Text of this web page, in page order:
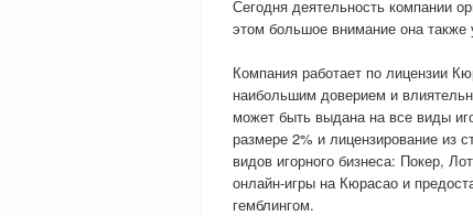
Сегодня деятельность компании
этом большое внимание она также
Компания работает по лицензии
наибольшим доверием и
может быть выдана на все виды
размере 2% и лицензирование из
видов игорного бизнеса: Покер,
онлайн-игры на Кюрасао и
гемблингом.